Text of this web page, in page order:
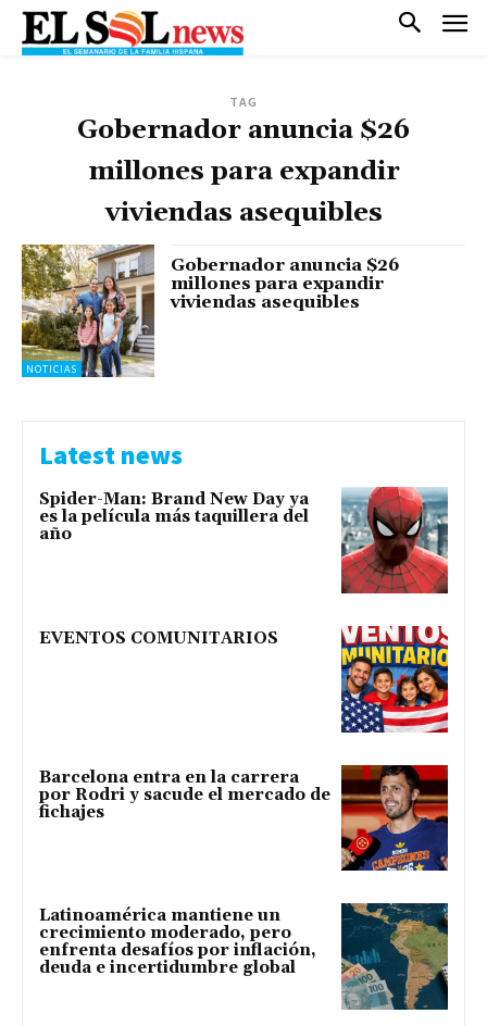
TAG
Gobernador anuncia $26
millones para expandir
viviendas asequibles
NOTICIAS
Gobernador anuncia $26
millones para expandir
viviendas asequibles
Latest news
Spider-Man: Brand New Day ya
es la película más taquillera del
año
EVENTOS COMUNITARIOS
Barcelona entra en la carrera
por Rodri y sacude el mercado de
fichajes
Latinoamérica mantiene un
crecimiento moderado, pero
enfrenta desafíos por inflación,
deuda e incertidumbre global